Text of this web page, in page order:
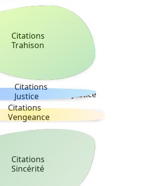
Citations
Trahison
Citations
Justice
Citations
Vengeance
Citations
Sincérité